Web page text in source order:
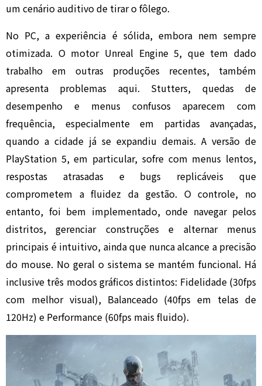
um cenário auditivo de tirar o fôlego.
No PC, a experiência é sólida, embora nem sempre
otimizada. O motor Unreal Engine 5, que tem dado
trabalho em outras produções recentes, também
apresenta problemas aqui. Stutters, quedas de
desempenho e menus confusos aparecem com
frequência, especialmente em partidas avançadas,
quando a cidade já se expandiu demais. A versão de
PlayStation 5, em particular, sofre com menus lentos,
respostas atrasadas e bugs replicáveis que
comprometem a fluidez da gestão. O controle, no
entanto, foi bem implementado, onde navegar pelos
distritos, gerenciar construções e alternar menus
principais é intuitivo, ainda que nunca alcance a precisão
do mouse. No geral o sistema se mantém funcional. Há
inclusive três modos gráficos distintos: Fidelidade (30fps
com melhor visual), Balanceado (40fps em telas de
120Hz) e Performance (60fps mais fluido).